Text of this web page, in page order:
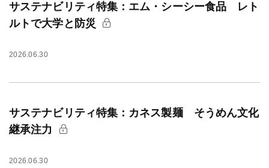
サステナビリティ特集：エム・シーシー食品 レト
ルトで大学と防災
2026.06.30
サステナビリティ特集：カネス製麺 そうめん文化
継承注力
2026.06.30